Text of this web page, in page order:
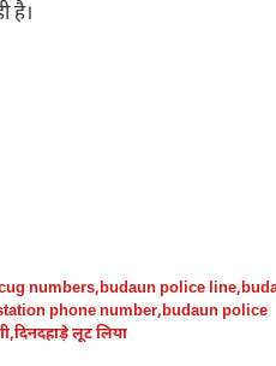
है।
numbers,budaun police line,
phone number,budaun police
,दिनदहाड़े लूट लिया